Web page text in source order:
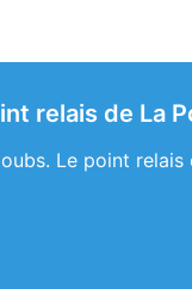
relais de La
Le point